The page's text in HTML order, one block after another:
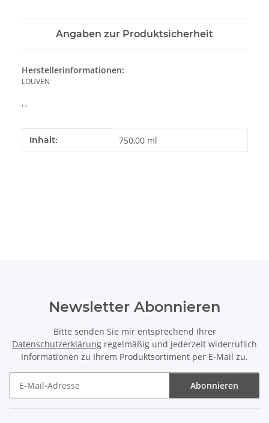
Angaben zur Produktsicherheit
Herstellerinformationen:
LOUVEN
, ,
Produkteigenschaft
Wert
Inhalt: 750,00 ml
Newsletter Abonnieren
Bitte senden Sie mir entsprechend Ihrer
Datenschutzerklärung regelmäßig und jederzeit widerruflich
Informationen zu Ihrem Produktsortiment per E-Mail zu.
Abonnieren